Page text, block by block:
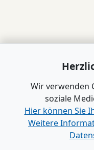
Wir verwenden
soziale
Hier können Sie
Weitere